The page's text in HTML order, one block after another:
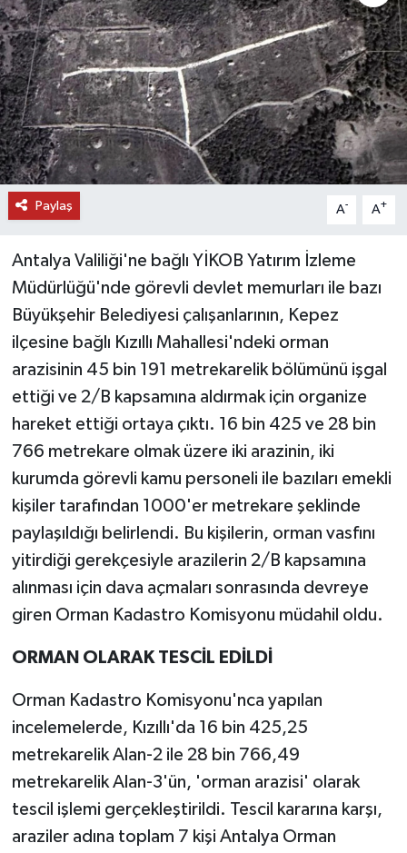
Paylaş A- A+
Antalya Valiliği'ne bağlı YİKOB Yatırım İzleme
Müdürlüğü'nde görevli devlet memurları ile bazı
Büyükşehir Belediyesi çalışanlarının, Kepez
ilçesine bağlı Kızıllı Mahallesi'ndeki orman
arazisinin 45 bin 191 metrekarelik bölümünü işgal
ettiği ve 2/B kapsamına aldırmak için organize
hareket ettiği ortaya çıktı. 16 bin 425 ve 28 bin
766 metrekare olmak üzere iki arazinin, iki
kurumda görevli kamu personeli ile bazıları emekli
kişiler tarafından 1000'er metrekare şeklinde
paylaşıldığı belirlendi. Bu kişilerin, orman vasfını
yitirdiği gerekçesiyle arazilerin 2/B kapsamına
alınması için dava açmaları sonrasında devreye
giren Orman Kadastro Komisyonu müdahil oldu.
ORMAN OLARAK TESCİL EDİLDİ
Orman Kadastro Komisyonu'nca yapılan
incelemelerde, Kızıllı'da 16 bin 425,25
metrekarelik Alan-2 ile 28 bin 766,49
metrekarelik Alan-3'ün, 'orman arazisi' olarak
tescil işlemi gerçekleştirildi. Tescil kararına karşı,
araziler adına toplam 7 kişi Antalya Orman
RÖPORTAJ
VİDEO HABERLER
YAZARLAR
RESMİ İLAN
MAGAZİN